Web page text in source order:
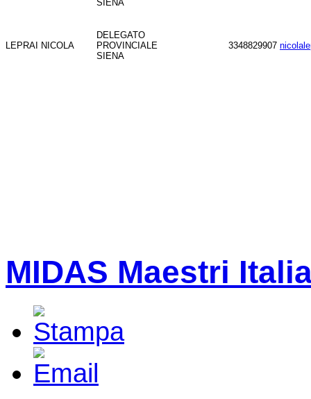
SIENA
LEPRAI NICOLA
DELEGATO
PROVINCIALE
SIENA
3348829907
MIDAS Maestri